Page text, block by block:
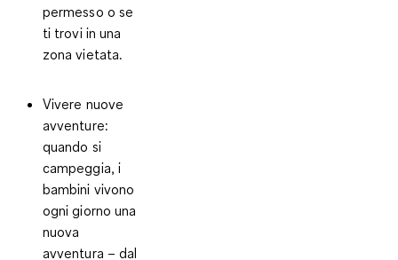
permesso o se
ti trovi in una
zona vietata.
Vivere nuove
avventure:
quando si
campeggia, i
bambini vivono
ogni giorno una
nuova
avventura – dal